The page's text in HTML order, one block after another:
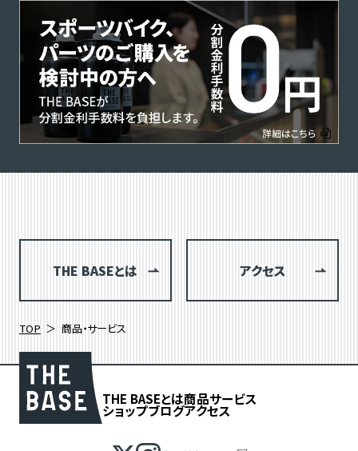
THE BASEとは アクセス
TOP 商品・サービス
THE BASEとは商品サービス
ショップブログアクセス